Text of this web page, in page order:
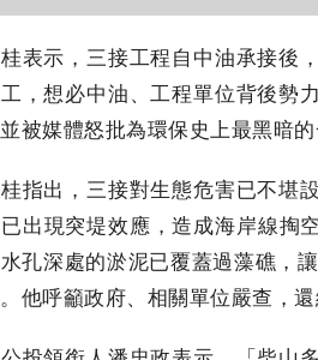
表示，三接工程自中油承接後
，想必中油、工程單位背後勢
被媒體怒批為環保史上最黑暗的
指出，三接對生態危害已不堪
出現突堤效應，造成海岸線掏
孔深處的淤泥已覆蓋過藻礁，
他呼籲政府、相關單位嚴查，